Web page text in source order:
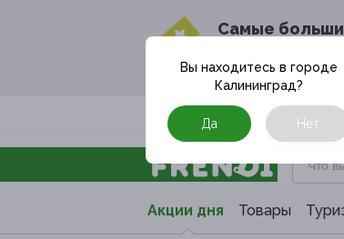
Cамые
в твоём
Москва
Акции дня Товары
Вы находитесь в городе
Калининград?
Да Нет